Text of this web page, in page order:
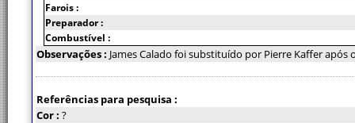
Farois :
Preparador :
Combustível :
Observações : James Calado foi substituído por Pierre Kaffer
Referências para pesquisa :
Cor : ?